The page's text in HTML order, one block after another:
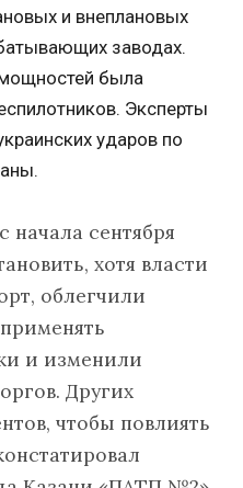
и внеплановых
заводах.
была
Эксперты
ударов по
начала сентября
хотя власти
облегчили
и изменили
Других
чтобы повлиять